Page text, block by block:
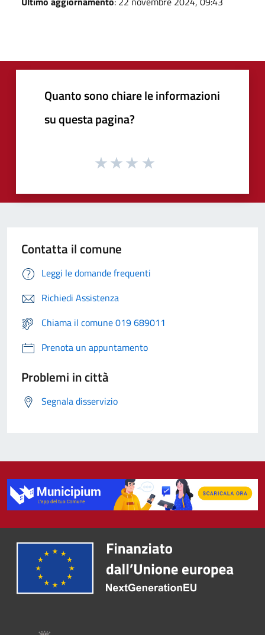
Quanto sono chiare le informazioni
su questa pagina?
Contatta il comune
Leggi le domande frequenti
Richiedi Assistenza
Chiama il comune 019 689011
Prenota un appuntamento
Problemi in città
Segnala disservizio